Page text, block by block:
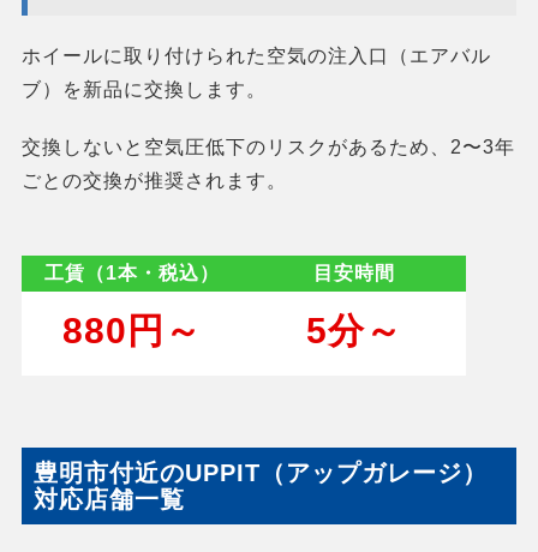
ホイールに取り付けられた空気の注入口（エアバル
ブ）を新品に交換します。
交換しないと空気圧低下のリスクがあるため、2〜3年
ごとの交換が推奨されます。
工賃（1本・税込） 目安時間
880円～ 5分～
豊明市付近のUPPIT（アップガレージ）
対応店舗一覧